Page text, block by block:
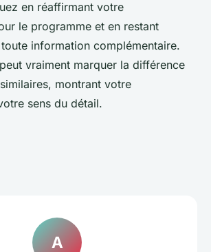
en réaffirmant votre
le programme et en restant
information complémentaire.
vraiment marquer la différence
montrant votre
sens du détail.
A